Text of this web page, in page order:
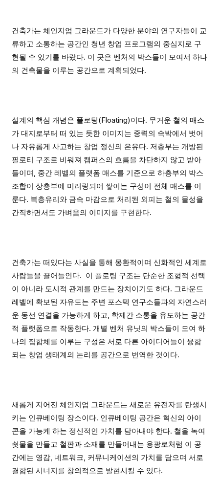
건축가는 체인지업 그라운드가 다양한 분야의 연구자들이 교
류하고 소통하는 공간인 청년 창업 프로그램의 중심지로 구
현될 수 있기를 바랐다. 이 곳은 벤처의 박스들이 모여서 하나
의 건축물을 이루는 공간으로 계획되었다.
설계의 핵심 개념은 플로팅(Floating)이다. 무거운 철의 매스
가 대지로부터 떠 있는 듯한 이미지는 중력의 속박에서 벗어
나 자유롭게 사고하는 창업 정신의 은유다. 저층부는 개방된
필로티 구조로 비워져 캠퍼스의 흐름을 차단하지 않고 받아
들이며, 중간 레벨의 플랫폼 매스를 기준으로 하층부의 박스
조합이 상층부에 미러링되어 쌓이는 구성이 전체 매스를 이
룬다. 복층유리와 금속 마감으로 처리된 외피는 철의 물성을
간직하면서도 가벼움의 이미지를 구현한다.
건축가는 떠있다는 사실을 통해 몽환적이며 신화적인 세계로
사람들을 끌어들인다. 이 플로팅 구조는 단순한 조형적 선택
이 아니라 도시적 관계를 만드는 장치이기도 하다. 그라운드
레벨에 확보된 자유도는 주변 포스텍 연구소들과의 자연스러
운 동선 연결을 가능하게 하고, 학제간 소통을 유도하는 공간
적 플랫폼으로 작동한다. 개별 벤처 유닛의 박스들이 모여 하
나의 집합체를 이루는 구성은 서로 다른 아이디어들이 융합
되는 창업 생태계의 논리를 공간으로 번역한 것이다.
새롭게 지어진 체인지업 그라운드는 새로운 유전자를 탄생시
키는 인큐베이팅 장소이다. 인큐베이팅 공간은 혁신의 아이
콘을 가능케 하는 정신적인 가치를 담아내야 한다. 철을 녹여
쇳물을 만들고 철판과 소재를 만들어내는 용광로처럼 이 공
간에는 영감, 네트워크, 커뮤니케이션의 가치를 담으며 서로
결합된 시너지를 창의적으로 발현시킬 수 있다.